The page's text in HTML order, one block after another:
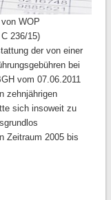
WOP
236/15)
der von einer
bei
vom 07.06.2011
zehnjährigen
sich insoweit zu
Zeitraum 2005 bis
Unrecht auf Verjährung